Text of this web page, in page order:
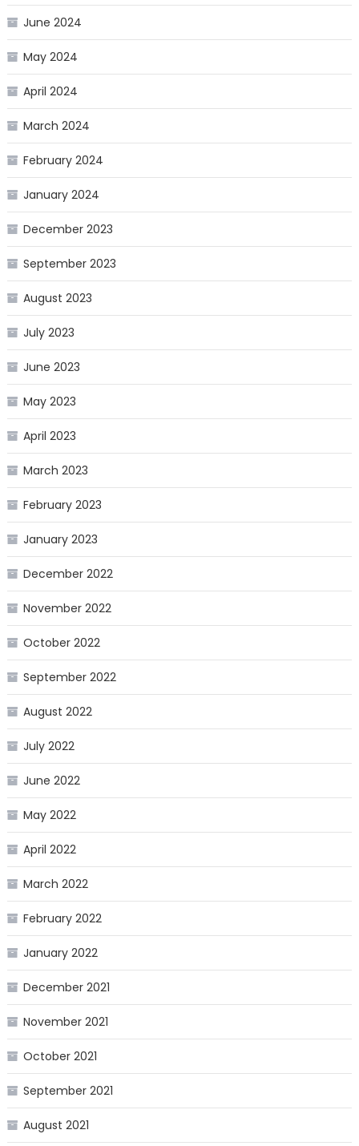
June 2024
May 2024
April 2024
March 2024
February 2024
January 2024
December 2023
September 2023
August 2023
July 2023
June 2023
May 2023
April 2023
March 2023
February 2023
January 2023
December 2022
November 2022
October 2022
September 2022
August 2022
July 2022
June 2022
May 2022
April 2022
March 2022
February 2022
January 2022
December 2021
November 2021
October 2021
September 2021
August 2021